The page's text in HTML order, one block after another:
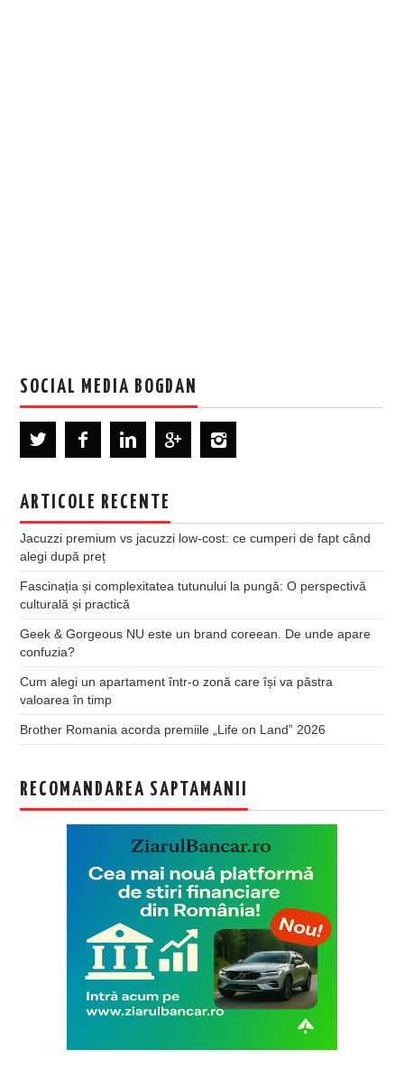
SOCIAL MEDIA BOGDAN
ARTICOLE RECENTE
Jacuzzi premium vs jacuzzi low-cost: ce cumperi de fapt când
alegi după preț
Fascinația și complexitatea tutunului la pungă: O perspectivă
culturală și practică
Geek & Gorgeous NU este un brand coreean. De unde apare
confuzia?
Cum alegi un apartament într-o zonă care își va păstra
valoarea în timp
Brother Romania acorda premiile „Life on Land” 2026
RECOMANDAREA SAPTAMANII